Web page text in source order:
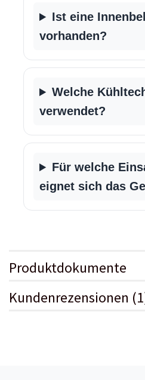
Ist eine
vorhanden?
Welche
verwendet?
Für welche
eignet sich das
Produktdokumente
Kundenrezensionen